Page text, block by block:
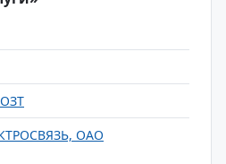
ОАО